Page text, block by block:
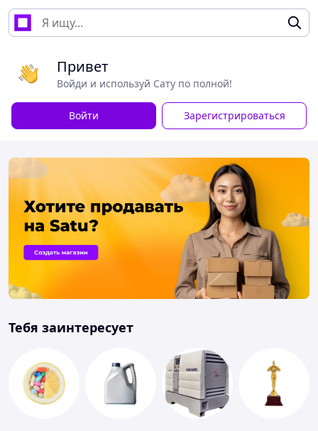
Привет
Войди и используй Сату по полной!
Войти Зарегистрироваться
Тебя заинтересует